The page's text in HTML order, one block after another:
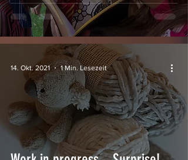
14. Okt. 2021 1 Min. Lesezeit